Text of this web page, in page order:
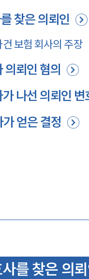
찾은 의뢰인
보험 회사의 주장
의뢰인 혐의
나선 의뢰인 변
얻은 결정
를 찾은 의